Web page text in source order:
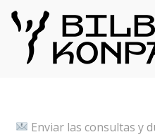
Enviar las consultas y